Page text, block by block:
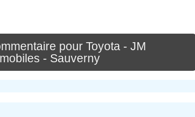
pour Toyota - JM
- Sauverny